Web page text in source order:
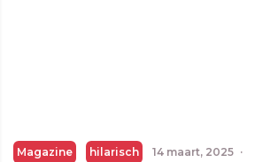
Magazine hilarisch 14 maart, 2025 ·